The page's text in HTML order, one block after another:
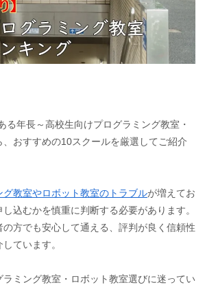
る年長～高校生向けプログラミング教室・
、おすすめの10スクールを厳選してご紹介
グ教室やロボット教室のトラブルが増えてお
込むかを慎重に判断する必要があります。
方でも安心して通える、評判が良く信頼性
ています。
ラミング教室・ロボット教室選びに迷ってい